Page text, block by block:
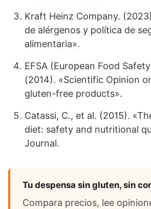
Kraft Heinz Company.
de alérgenos y política de
alimentaria».
EFSA (European Food
(2014). «Scientific Opinion
gluten-free products».
Catassi, C., et al. (2015).
diet: safety and nutritional
Journal.
Tu despensa sin gluten, sin
Compara precios, lee